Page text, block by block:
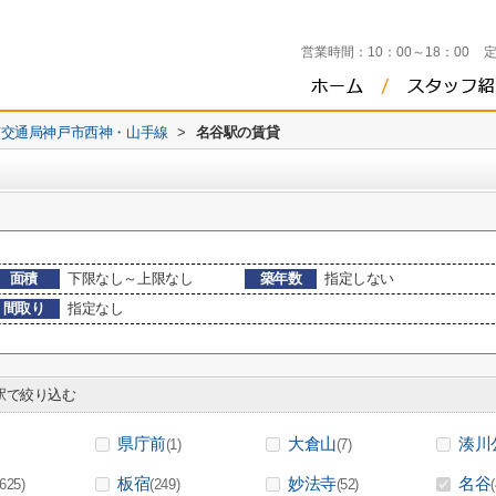
営業時間： 10：00～18：00
通局神戸市西神・山手線 > 名谷駅の賃貸
面積 下限なし～上限なし 築年数
指定しない
間取り
指定なし
絞り込む
県庁前(1) 大倉山(7) 湊川
板宿(249) 妙法寺(52) 名谷